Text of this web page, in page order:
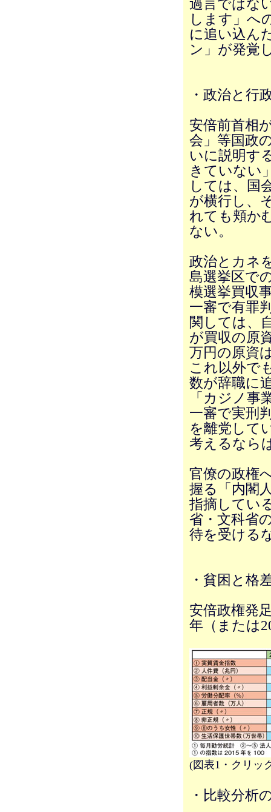
過言ではな
します」へ
に追い込ん
ン」が発覚
・政治と行
安倍前首相
会」等国政
いに説明す
きていない
しては、国
が横行し、
れても頬か
ない。
政治とカネ
島選挙区で
模選挙買収
一審で有罪
関しては、
が買収の原
万円の原資
これ以外で
数が辞職に
「カジノ事
一審で実刑
を離党して
考えるなら
官僚の政権
握る「内閣
指摘してい
省・文科省
待を受ける
・貧困と格
安倍政権発
年（または
(図表1・クリッ
・比較分析